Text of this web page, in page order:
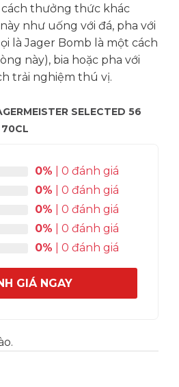
cách thưởng thức khác
như uống với đá, pha với
là Jager Bomb là một cách
này), bia hoặc pha với
trải nghiệm thú vị.
SELECTED 56
70CL
0% | 0 đánh giá
0% | 0 đánh giá
0% | 0 đánh giá
0% | 0 đánh giá
0% | 0 đánh giá
GIÁ NGAY